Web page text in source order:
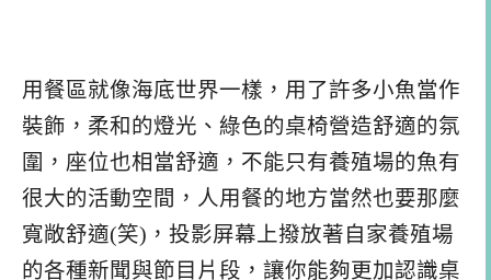
用餐區就像海底世界一樣，用了許多小魚當作
裝飾，柔和的燈光、綠色的桌椅營造舒適的氛
圍，座位也相當舒適，不能只有養殖場的魚有
很大的活動空間，人用餐的地方當然也要那麼
寬敞舒適(笑)，投影屏幕上撥放著自家養殖場
的各種新聞與節目片段，讓你能夠更加認識桌